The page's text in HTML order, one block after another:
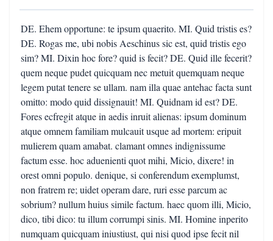
DE. Ehem opportune: te ipsum quaerito. MI. Quid tristis es?
DE. Rogas me, ubi nobis Aeschinus sic est, quid tristis ego
sim? MI. Dixin hoc fore? quid is fecit? DE. Quid ille fecerit?
quem neque pudet quicquam nec metuit quemquam neque
legem putat tenere se ullam. nam illa quae antehac facta sunt
omitto: modo quid dissignauit! MI. Quidnam id est? DE.
Fores ecfregit atque in aedis inruit alienas: ipsum dominum
atque omnem familiam mulcauit usque ad mortem: eripuit
mulierem quam amabat. clamant omnes indignissume
factum esse. hoc aduenienti quot mihi, Micio, dixere! in
orest omni populo. denique, si conferendum exemplumst,
non fratrem re; uidet operam dare, ruri esse parcum ac
sobrium? nullum huius simile factum. haec quom illi, Micio,
dico, tibi dico: tu illum corrumpi sinis. MI. Homine inperito
numquam quicquam iniustiust, qui nisi quod ipse fecit nil